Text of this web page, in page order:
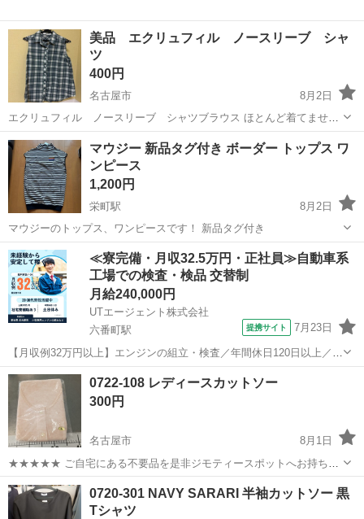
美品 エクリュフィル ノースリーブ シャ
ツ
400円
名古屋市
8月2日
エクリュフィル ノースリーブ シャツブラウス ほとんど着てませ
ん。 カラー…グリーン、緑 サイズ…Mサイズ
愛知 名古屋市 カットソー グリーン
マウジー 新品タグ付き ボーダー トップス ワ
ンピース
1,200円
栄町駅
8月2日
マウジーのトップス、ワンピースです！ 新品タグ付き
愛知 名古屋市 栄町駅 カットソー 新品
≪寮完備・月収32.5万円・正社員≫自動車系
工場での検査・検品 交替制
月給240,000円
UTエージェント株式会社
六番町駅
提携サイト 7月23日
【月収例32万円以上】エンジンの組立・検査／年間休日120日以上／未
経験から正社員も目指せる！《JBAO1C》 詳細情報 ＼大手メーカーで
の小型車用エンジンの組立・加工など♪／ ☆製造経験を生かせます！
丁寧な研修と指...
愛知 名古屋市
0722-108 レディースカットソー
300円
名古屋市
8月1日
★★★★★ ご自宅にある不要品を是非ジモティースポットへお持ち込
みしませんか？ 家電、趣味・スポーツ・レジャー用品、こども用品、
衣料服飾品、生活雑貨、家具、本、CD・DVDなどが無料でまとめて持
ち込めます！ ※詳細はこ...
愛知 名古屋市
0720-301 NAVY SARARI 半袖カットソー 黒
Tシャツ